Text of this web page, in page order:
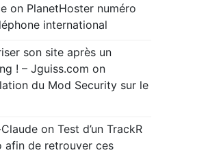
on PlanetHoster numéro
international
son site après un
! – Jguiss.com on
du Mod Security sur le
on Test d’un TrackR
afin de retrouver ces